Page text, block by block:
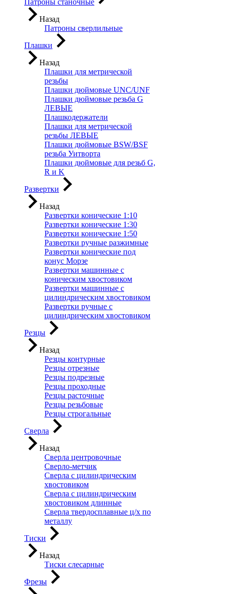
Патроны станочные
Назад
Патроны сверлильные
Плашки
Назад
Плашки для метрической
резьбы
Плашки дюймовые UNC/UNF
Плашки дюймовые резьба G
ЛЕВЫЕ
Плашкодержатели
Плашки для метрической
резьбы ЛЕВЫЕ
Плашки дюймовые BSW/BSF
резьба Уитворта
Плашки дюймовые для резьб G,
R и K
Развертки
Назад
Развертки конические 1:10
Развертки конические 1:30
Развертки конические 1:50
Развертки ручные разжимные
Развертки конические под
конус Морзе
Развертки машинные с
коническим хвостовиком
Развертки машинные с
цилиндрическим хвостовиком
Развертки ручные с
цилиндрическим хвостовиком
Резцы
Назад
Резцы контурные
Резцы отрезные
Резцы подрезные
Резцы проходные
Резцы расточные
Резцы резьбовые
Резцы строгальные
Сверла
Назад
Сверла центровочные
Сверло-метчик
Сверла с цилиндрическим
хвостовиком
Сверла с цилиндрическим
хвостовиком длинные
Сверла твердосплавные ц/х по
металлу
Тиски
Назад
Тиски слесарные
Фрезы